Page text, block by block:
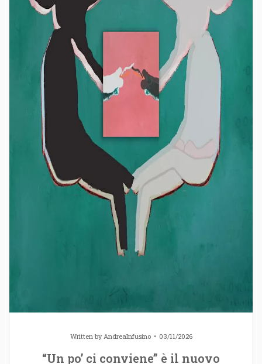
Written byAndreaInfusino 03/11/2026
“Un po’ ci conviene” è il nuovo